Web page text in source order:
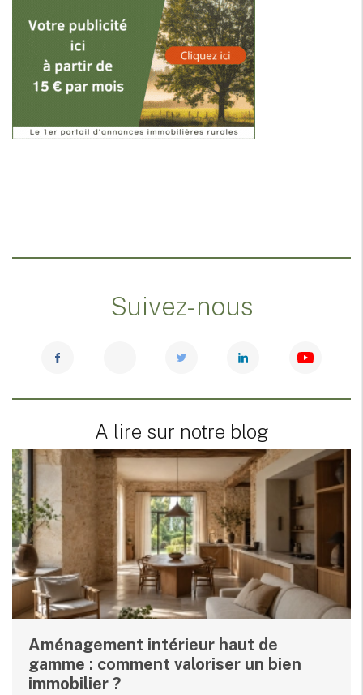
Suivez-nous
A lire sur notre blog
Aménagement intérieur haut de
gamme : comment valoriser un bien
immobilier ?